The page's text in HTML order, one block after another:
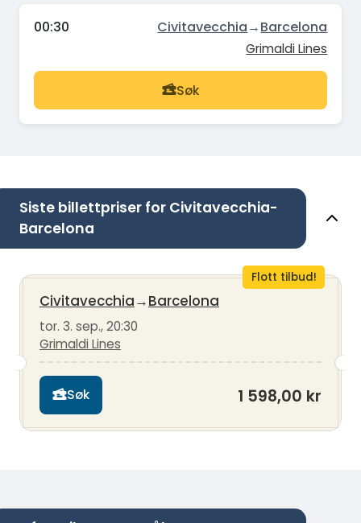
00:30 Civitavecchia→Barcelona
Grimaldi Lines
Søk
Siste billettpriser for Civitavecchia-
Barcelona
Flott tilbud!
Civitavecchia→Barcelona
tor. 3. sep., 20:30
Grimaldi Lines
Søk 1 598,00 kr